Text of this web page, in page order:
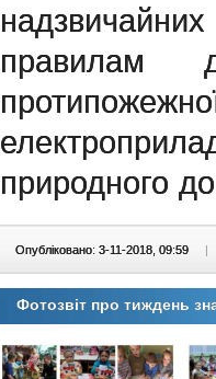
правилам
природного
Опубліковано: 3-11-2018, 09:59 |
Фотозвіт про тиждень